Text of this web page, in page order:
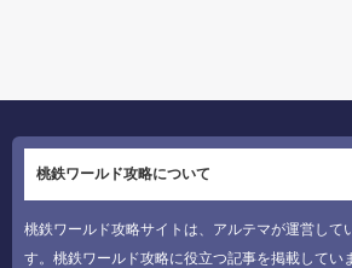
桃鉄ワールド攻略について
桃鉄ワールド攻略サイトは、アルテマが運営して
す。桃鉄ワールド攻略に役立つ記事を掲載してい